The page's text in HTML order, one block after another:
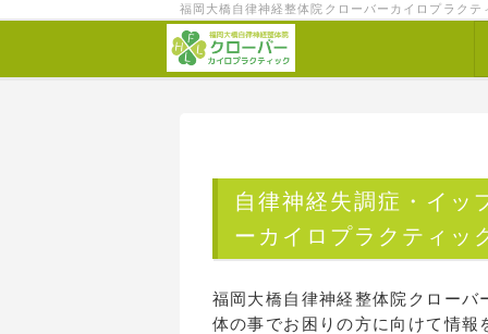
福岡大橋自律神経整体院クローバーカイロプラク
自律神経失調症・イッ
ーカイロプラクティッ
福岡大橋自律神経整体院クロー
体の事でお困りの方に向けて情報